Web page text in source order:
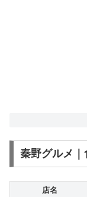
秦野グルメ
店名